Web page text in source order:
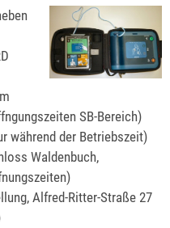
SB-Bereich)
während der Betriebszeit)
Waldenbuch,
Alfred-Ritter-Straße 27